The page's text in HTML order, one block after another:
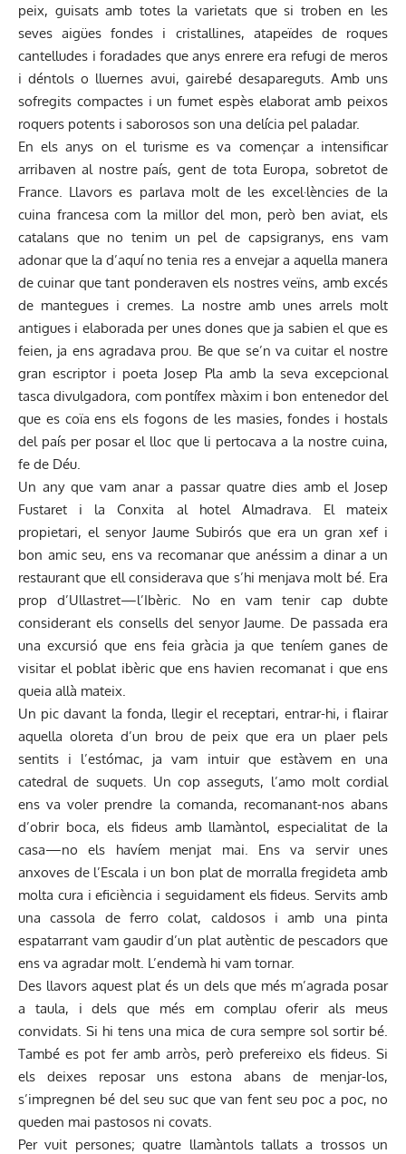
peix, guisats amb totes la varietats que si troben en les
seves aigües fondes i cristallines, atapeïdes de roques
cantelludes i foradades que anys enrere era refugi de meros
i déntols o lluernes avui, gairebé desapareguts. Amb uns
sofregits compactes i un fumet espès elaborat amb peixos
roquers potents i saborosos son una delícia pel paladar.
En els anys on el turisme es va començar a intensificar
arribaven al nostre país, gent de tota Europa, sobretot de
France. Llavors es parlava molt de les excel·lències de la
cuina francesa com la millor del mon, però ben aviat, els
catalans que no tenim un pel de capsigranys, ens vam
adonar que la d’aquí no tenia res a envejar a aquella manera
de cuinar que tant ponderaven els nostres veïns, amb excés
de mantegues i cremes. La nostre amb unes arrels molt
antigues i elaborada per unes dones que ja sabien el que es
feien, ja ens agradava prou. Be que se’n va cuitar el nostre
gran escriptor i poeta Josep Pla amb la seva excepcional
tasca divulgadora, com pontífex màxim i bon entenedor del
que es coïa ens els fogons de les masies, fondes i hostals
del país per posar el lloc que li pertocava a la nostre cuina,
fe de Déu.
Un any que vam anar a passar quatre dies amb el Josep
Fustaret i la Conxita al hotel Almadrava. El mateix
propietari, el senyor Jaume Subirós que era un gran xef i
bon amic seu, ens va recomanar que anéssim a dinar a un
restaurant que ell considerava que s’hi menjava molt bé. Era
prop d’Ullastret—l’Ibèric. No en vam tenir cap dubte
considerant els consells del senyor Jaume. De passada era
una excursió que ens feia gràcia ja que teníem ganes de
visitar el poblat ibèric que ens havien recomanat i que ens
queia allà mateix.
Un pic davant la fonda, llegir el receptari, entrar-hi, i flairar
aquella oloreta d’un brou de peix que era un plaer pels
sentits i l’estómac, ja vam intuir que estàvem en una
catedral de suquets. Un cop asseguts, l’amo molt cordial
ens va voler prendre la comanda, recomanant-nos abans
d’obrir boca, els fideus amb llamàntol, especialitat de la
casa—no els havíem menjat mai. Ens va servir unes
anxoves de l’Escala i un bon plat de morralla fregideta amb
molta cura i eficiència i seguidament els fideus. Servits amb
una cassola de ferro colat, caldosos i amb una pinta
espatarrant vam gaudir d’un plat autèntic de pescadors que
ens va agradar molt. L’endemà hi vam tornar.
Des llavors aquest plat és un dels que més m’agrada posar
a taula, i dels que més em complau oferir als meus
convidats. Si hi tens una mica de cura sempre sol sortir bé.
També es pot fer amb arròs, però prefereixo els fideus. Si
els deixes reposar uns estona abans de menjar-los,
s’impregnen bé del seu suc que van fent seu poc a poc, no
queden mai pastosos ni covats.
Per vuit persones; quatre llamàntols tallats a trossos un